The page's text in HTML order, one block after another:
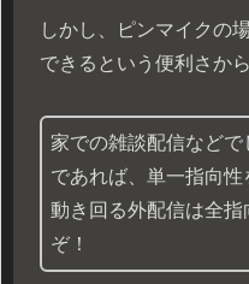
しかし、ピンマイクの
できるという便利さから
家での雑談配信など
であれば、単一指向性
動き回る外配信は全
ぞ！